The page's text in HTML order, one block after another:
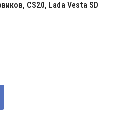
CS20, Lada Vesta SD